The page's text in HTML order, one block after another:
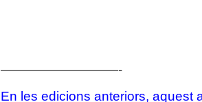
—————————-
En les edicions anteriors, aquest